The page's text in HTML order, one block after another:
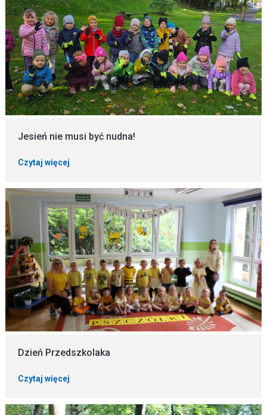
Jesień nie musi być nudna!
Czytaj więcej
Dzień Przedszkolaka
Czytaj więcej